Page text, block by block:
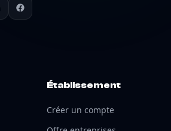
Établissement
Créer un compte